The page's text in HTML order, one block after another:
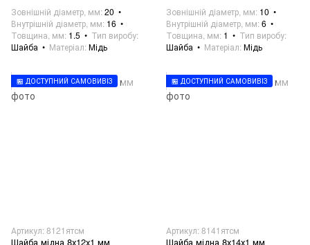
Зовнішній діаметр, мм 20
Внутрішній діаметр, мм 16
Товщина, мм 1.5
Тип виробу
Шайба
Матеріал Мідь
Зовнішній діаметр, мм 10
Внутрішній діаметр, мм 6
Товщина, мм 1
Тип виробу
Шайба
Матеріал Мідь
🏪 ДОСТУПНИЙ САМОВИВІЗ
Артикул: 8121ятсм
Шайба мідна 8х12х1 мм
🏪 ДОСТУПНИЙ САМОВИВІЗ
Артикул: 8141ятсм
Шайба мідна 8х14х1 мм